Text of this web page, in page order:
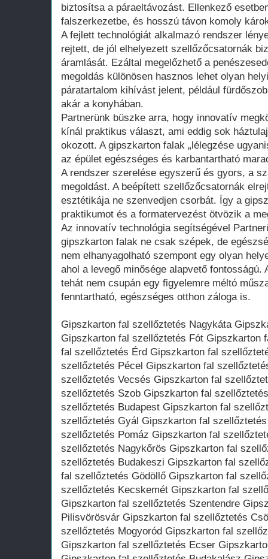
biztosítsa a páraeltávozást. Ellenkező
falszerkezetbe, és hosszú távon komoly
A fejlett technológiát alkalmazó rendszer
rejtett, de jól elhelyezett szellőzőcsatornák
áramlását. Ezáltal megelőzhető a
megoldás különösen hasznos lehet olyan
páratartalom kihívást jelent, például
akár a konyhában.
Partnerünk büszke arra, hogy innovatív
kínál praktikus választ, ami eddig sok
okozott. A gipszkarton falak „lélegzése
az épület egészséges és karbantartható
A rendszer szerelése egyszerű és gyors, a
megoldást. A beépített szellőzőcsatornák
esztétikája ne szenvedjen csorbát. Így a
praktikumot és a formatervezést ötvözik a
Az innovatív technológia segítségével
gipszkarton falak ne csak szépek, de
nem elhanyagolható szempont egy olyan
ahol a levegő minősége alapvető fontosságú.
tehát nem csupán egy figyelemre méltó
fenntartható, egészséges otthon záloga is.
Gipszkarton fal szellőztetés Nagykáta
Gipszkarton fal szellőztetés Fót Gipszkarton
fal szellőztetés Érd Gipszkarton fal
szellőztetés Pécel Gipszkarton fal
szellőztetés Vecsés Gipszkarton fal
szellőztetés Szob Gipszkarton fal
szellőztetés Budapest Gipszkarton fal
szellőztetés Gyál Gipszkarton fal
szellőztetés Pomáz Gipszkarton fal
szellőztetés Nagykőrös Gipszkarton fal
szellőztetés Budakeszi Gipszkarton fal
fal szellőztetés Gödöllő Gipszkarton fal
szellőztetés Kecskemét Gipszkarton fal
Gipszkarton fal szellőztetés Szentendre
Pilisvörösvár Gipszkarton fal szellőztetés
szellőztetés Mogyoród Gipszkarton fal
Gipszkarton fal szellőztetés Ecser